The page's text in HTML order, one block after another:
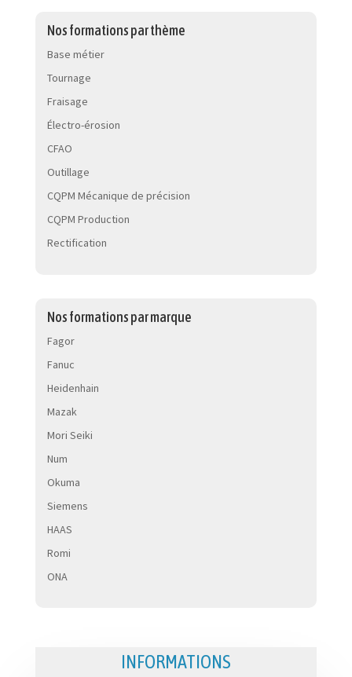
Nos formations par thème
Base métier
Tournage
Fraisage
Électro-érosion
CFAO
Outillage
CQPM Mécanique de précision
CQPM Production
Rectification
Nos formations par marque
Fagor
Fanuc
Heidenhain
Mazak
Mori Seiki
Num
Okuma
Siemens
HAAS
Romi
ONA
INFORMATIONS